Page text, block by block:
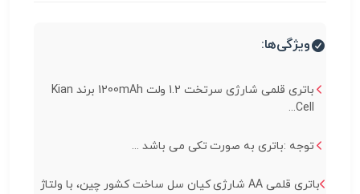
ویژگی‌ها:
باتری قلمی شارژی سرتخت 1.2 ولت 1200mAh برند Kian
Cell...
توجه :باتری به صورت تکی می باشد ...
باتری قلمی AA شارژی کیان سل ساخت کشور چین، با ولتاژ